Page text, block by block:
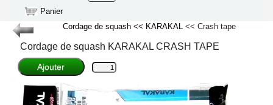
Panier
Cordage de squash << KARAKAL << Crash tape
Cordage de squash KARAKAL CRASH TAPE